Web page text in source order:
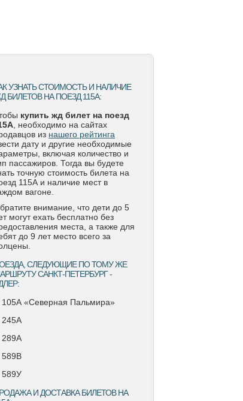
УЗНАТЬ СТОИМОСТЬ И НАЛИЧИЕ
БИЛЕТОВ НА ПОЕЗД 115А:
купить жд билет на поезд
, необходимо на сайтах
из нашего рейтинга
дату и другие необходимые
включая количество и
пассажиров. Тогда вы будете
точную стоимость билета на
115А и наличие мест в
вагоне.
внимание, что дети до 5
могут ехать бесплатно без
места, а также для
до 9 лет место всего за
СЛЕДУЮЩИЕ ПО ТОМУ ЖЕ
САНКТ-ПЕТЕРБУРГ -
105А «Северная Пальмира»
245А
289А
589В
589У
И ДОСТАВКА БИЛЕТОВ НА